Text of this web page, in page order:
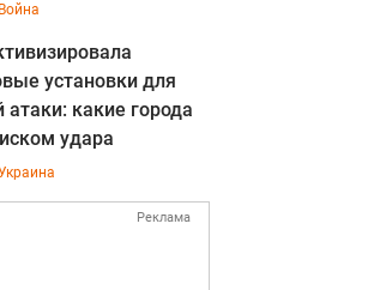
Война
установки для
атаки: какие города
удара
Реклама